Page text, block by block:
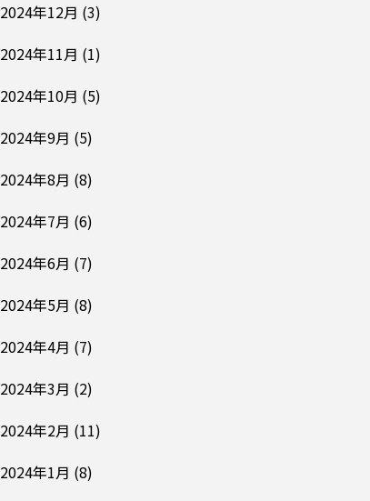
2024年12月 (3)
2024年11月 (1)
2024年10月 (5)
2024年9月 (5)
2024年8月 (8)
2024年7月 (6)
2024年6月 (7)
2024年5月 (8)
2024年4月 (7)
2024年3月 (2)
2024年2月 (11)
2024年1月 (8)